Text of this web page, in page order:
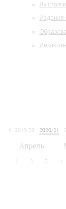
Выставки
2019/20
2020/21
Апрель
2 3 4